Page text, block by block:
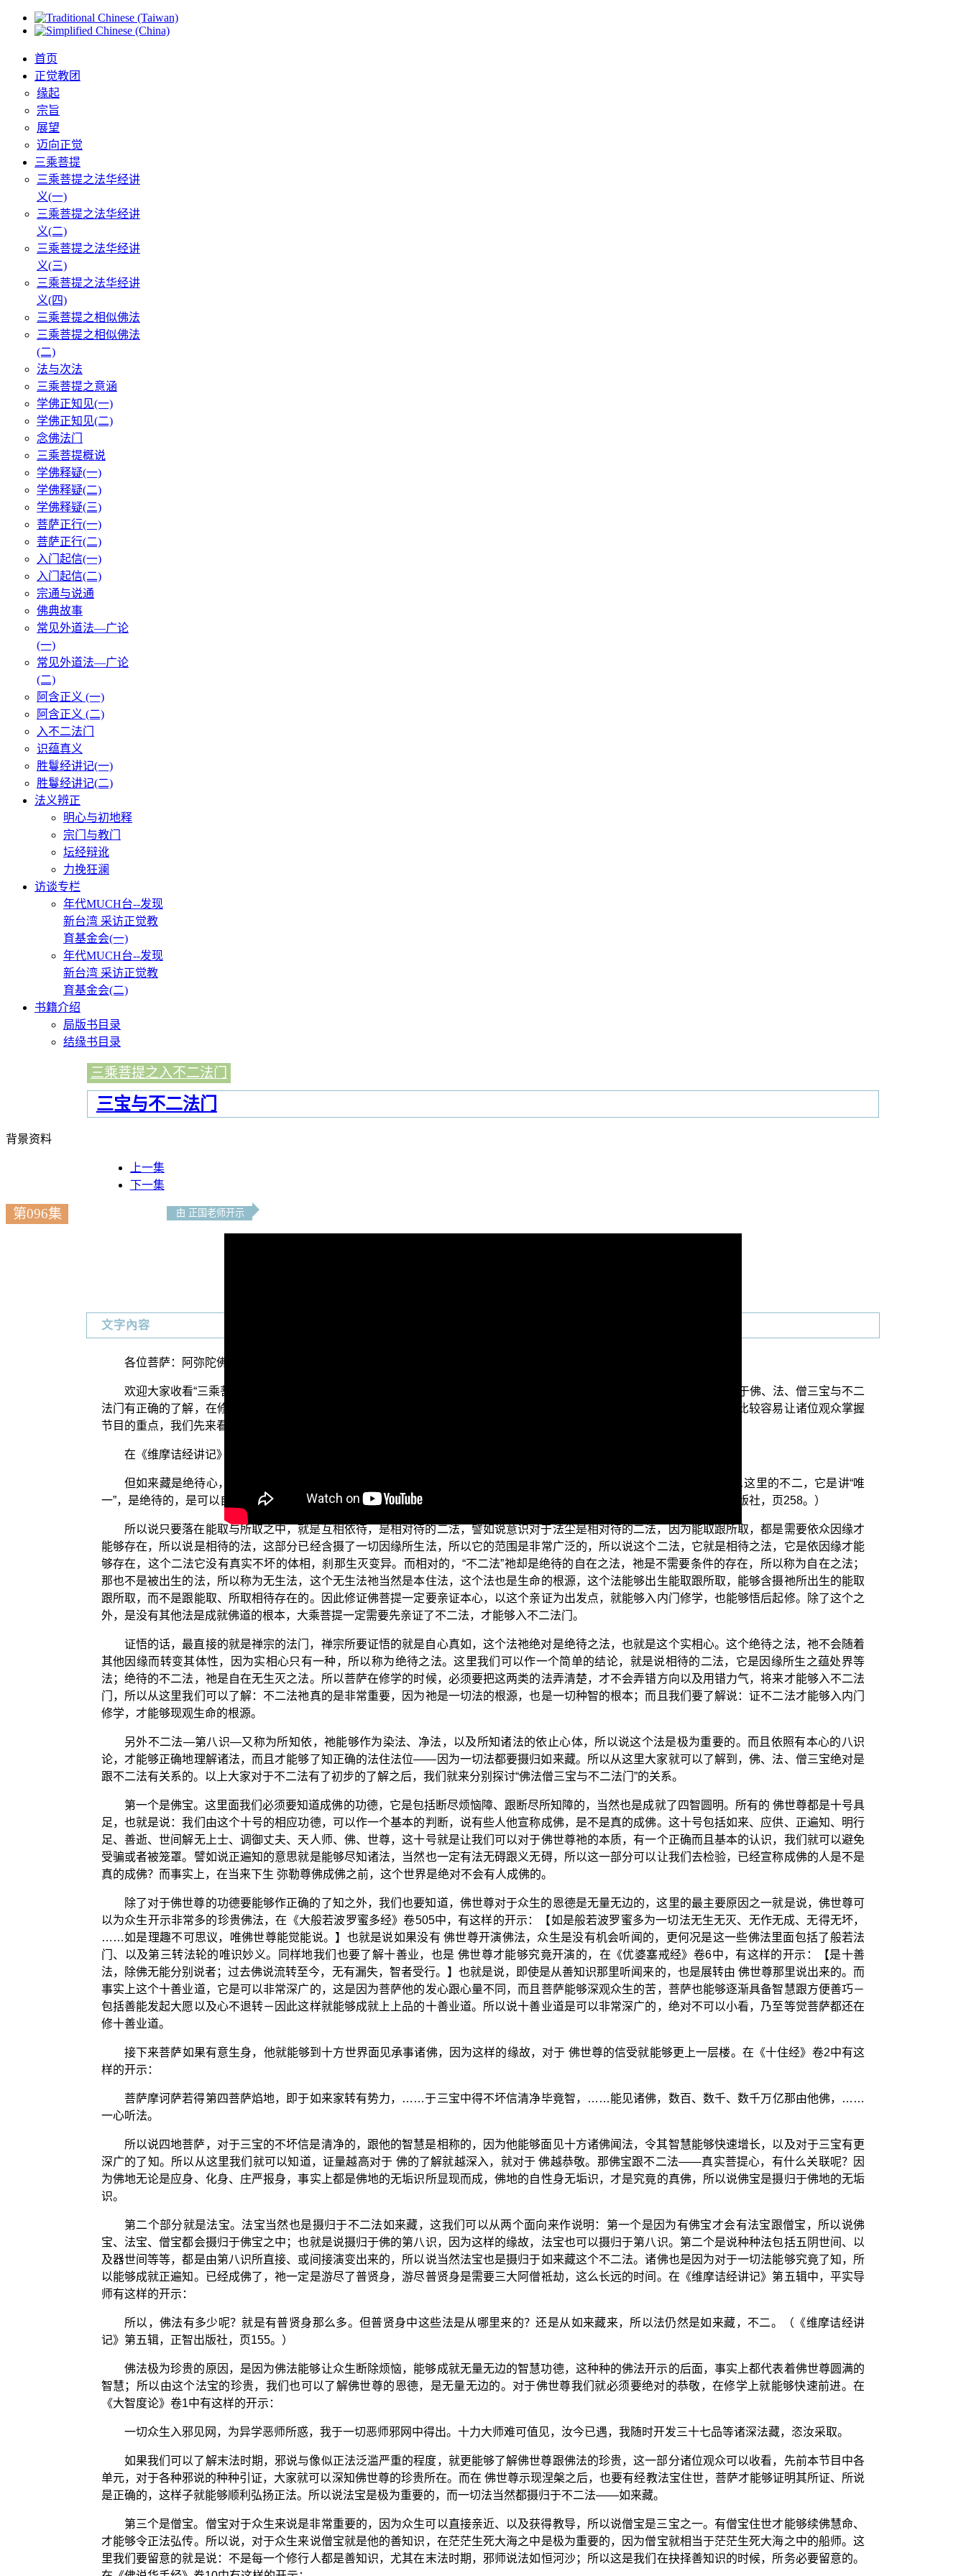
首页
正觉教团
缘起
宗旨
展望
迈向正觉
三乘菩提
三乘菩提之法华经讲
义(一)
三乘菩提之法华经讲
义(二)
三乘菩提之法华经讲
义(三)
三乘菩提之法华经讲
义(四)
三乘菩提之相似佛法
三乘菩提之相似佛法
(二)
法与次法
三乘菩提之意涵
学佛正知见(一)
学佛正知见(二)
念佛法门
三乘菩提概说
学佛释疑(一)
学佛释疑(二)
学佛释疑(三)
菩萨正行(一)
菩萨正行(二)
入门起信(一)
入门起信(二)
宗通与说通
佛典故事
常见外道法—广论
(一)
常见外道法—广论
(二)
阿含正义 (一)
阿含正义 (二)
入不二法门
识蕴真义
胜鬘经讲记(一)
胜鬘经讲记(二)
法义辨正
明心与初地释
宗门与教门
坛经辩讹
力挽狂澜
访谈专栏
年代MUCH台--发现
新台湾 采访正觉教
育基金会(一)
年代MUCH台--发现
新台湾 采访正觉教
育基金会(二)
书籍介绍
局版书目录
结缘书目录
三乘菩提之入不二法门
三宝与不二法门
背景资料
上一集
下一集
第096集 由 正国老师开示
文字內容
各位菩萨：阿弥陀佛！
欢迎大家收看“三乘菩提之入不二法门”节目。今天我们要跟诸位菩萨一起来探讨有关“佛法僧三宝与不二法门”这个题目。对于佛、法、僧三宝与不二
法门有正确的了解，在修学上是非常重要的；同时若能更进一步了解两者的密切关系，对我们来说一定会有很大的帮助，为了比较容易让诸位观众掌握
节目的重点，我们先来看不二法门比较具体的意思。
在《维摩诘经讲记》第二辑中，平实导师有这样的开示：
但如来藏是绝待心，离于二法，如来藏不在能取与所取之中，非觉知心亦非六尘中法，所以不二的才是真实菩提心。……这里的不二，它是讲“唯
一”，是绝待的，是可以自己单独存在而不需待缘依存的，祂的存在不需有互相对待的法。（《维摩诘经讲记》第二辑，正智出版社，页258。）
所以说只要落在能取与所取之中，就是互相依待，是相对待的二法，譬如说意识对于法尘是相对待的二法，因为能取跟所取，都是需要依众因缘才
能够存在，所以说是相待的法，这部分已经含摄了一切因缘所生法，所以它的范围是非常广泛的，所以说这个二法，它就是相待之法，它是依因缘才能
够存在，这个二法它没有真实不坏的体相，刹那生灭变异。而相对的，“不二法”祂却是绝待的自在之法，祂是不需要条件的存在，所以称为自在之法；
那也不是被出生的法，所以称为无生法，这个无生法祂当然是本住法，这个法也是生命的根源，这个法能够出生能取跟所取，能够含摄祂所出生的能取
跟所取，而不是跟能取、所取相待存在的。因此修证佛菩提一定要亲证本心，以这个亲证为出发点，就能够入内门修学，也能够悟后起修。除了这个之
外，是没有其他法是成就佛道的根本，大乘菩提一定需要先亲证了不二法，才能够入不二法门。
证悟的话，最直接的就是禅宗的法门，禅宗所要证悟的就是自心真如，这个法祂绝对是绝待之法，也就是这个实相心。这个绝待之法，祂不会随着
其他因缘而转变其体性，因为实相心只有一种，所以称为绝待之法。这里我们可以作一个简单的结论，就是说相待的二法，它是因缘所生之蕴处界等
法；绝待的不二法，祂是自在无生灭之法。所以菩萨在修学的时候，必须要把这两类的法弄清楚，才不会弄错方向以及用错力气，将来才能够入不二法
门，所以从这里我们可以了解：不二法祂真的是非常重要，因为祂是一切法的根源，也是一切种智的根本；而且我们要了解说：证不二法才能够入内门
修学，才能够现观生命的根源。
另外不二法—第八识—又称为所知依，祂能够作为染法、净法，以及所知诸法的依止心体，所以说这个法是极为重要的。而且依照有本心的八识
论，才能够正确地理解诸法，而且才能够了知正确的法住法位——因为一切法都要摄归如来藏。所以从这里大家就可以了解到，佛、法、僧三宝绝对是
跟不二法有关系的。以上大家对于不二法有了初步的了解之后，我们就来分别探讨“佛法僧三宝与不二法门”的关系。
第一个是佛宝。这里面我们必须要知道成佛的功德，它是包括断尽烦恼障、跟断尽所知障的，当然也是成就了四智圆明。所有的 佛世尊都是十号具
足，也就是说：我们由这个十号的相应功德，可以作一个基本的判断，说有些人他宣称成佛，是不是真的成佛。这十号包括如来、应供、正遍知、明行
足、善逝、世间解无上士、调御丈夫、天人师、佛、世尊，这十号就是让我们可以对于佛世尊祂的本质，有一个正确而且基本的认识，我们就可以避免
受骗或者被笼罩。譬如说正遍知的意思就是能够尽知诸法，当然也一定有法无碍跟义无碍，所以这一部分可以让我们去检验，已经宣称成佛的人是不是
真的成佛？而事实上，在当来下生 弥勒尊佛成佛之前，这个世界是绝对不会有人成佛的。
除了对于佛世尊的功德要能够作正确的了知之外，我们也要知道，佛世尊对于众生的恩德是无量无边的，这里的最主要原因之一就是说，佛世尊可
以为众生开示非常多的珍贵佛法，在《大般若波罗蜜多经》卷505中，有这样的开示：【如是般若波罗蜜多为一切法无生无灭、无作无成、无得无坏，
……如是理趣不可思议，唯佛世尊能觉能说。】也就是说如果没有 佛世尊开演佛法，众生是没有机会听闻的，更何况是这一些佛法里面包括了般若法
门、以及第三转法轮的唯识妙义。同样地我们也要了解十善业，也是 佛世尊才能够究竟开演的，在《优婆塞戒经》卷6中，有这样的开示：【是十善
法，除佛无能分别说者；过去佛说流转至今，无有漏失，智者受行。】也就是说，即使是从善知识那里听闻来的，也是展转由 佛世尊那里说出来的。而
事实上这个十善业道，它是可以非常深广的，这是因为菩萨他的发心跟心量不同，而且菩萨能够深观众生的苦，菩萨也能够逐渐具备智慧跟方便善巧－
包括善能发起大愿以及心不退转－因此这样就能够成就上上品的十善业道。所以说十善业道是可以非常深广的，绝对不可以小看，乃至等觉菩萨都还在
修十善业道。
接下来菩萨如果有意生身，他就能够到十方世界面见承事诸佛，因为这样的缘故，对于 佛世尊的信受就能够更上一层楼。在《十住经》卷2中有这
样的开示：
菩萨摩诃萨若得第四菩萨焰地，即于如来家转有势力，……于三宝中得不坏信清净毕竟智，……能见诸佛，数百、数千、数千万亿那由他佛，……
一心听法。
所以说四地菩萨，对于三宝的不坏信是清净的，跟他的智慧是相称的，因为他能够面见十方诸佛闻法，令其智慧能够快速增长，以及对于三宝有更
深广的了知。所以从这里我们就可以知道，证量越高对于 佛的了解就越深入，就对于 佛越恭敬。那佛宝跟不二法——真实菩提心，有什么关联呢？因
为佛地无论是应身、化身、庄严报身，事实上都是佛地的无垢识所显现而成，佛地的自性身无垢识，才是究竟的真佛，所以说佛宝是摄归于佛地的无垢
识。
第二个部分就是法宝。法宝当然也是摄归于不二法如来藏，这我们可以从两个面向来作说明：第一个是因为有佛宝才会有法宝跟僧宝，所以说佛
宝、法宝、僧宝都会摄归于佛宝之中；也就是说摄归于佛的第八识，因为这样的缘故，法宝也可以摄归于第八识。第二个是说种种法包括五阴世间、以
及器世间等等，都是由第八识所直接、或间接演变出来的，所以说当然法宝也是摄归于如来藏这个不二法。诸佛也是因为对于一切法能够究竟了知，所
以能够成就正遍知。已经成佛了，祂一定是游尽了普贤身，游尽普贤身是需要三大阿僧祗劫，这么长远的时间。在《维摩诘经讲记》第五辑中，平实导
师有这样的开示：
所以，佛法有多少呢？就是有普贤身那么多。但普贤身中这些法是从哪里来的？还是从如来藏来，所以法仍然是如来藏，不二。（《维摩诘经讲
记》第五辑，正智出版社，页155。）
佛法极为珍贵的原因，是因为佛法能够让众生断除烦恼，能够成就无量无边的智慧功德，这种种的佛法开示的后面，事实上都代表着佛世尊圆满的
智慧；所以由这个法宝的珍贵，我们也可以了解佛世尊的恩德，是无量无边的。对于佛世尊我们就必须要绝对的恭敬，在修学上就能够快速前进。在
《大智度论》卷1中有这样的开示：
一切众生入邪见网，为异学恶师所惑，我于一切恶师邪网中得出。十力大师难可值见，汝今已遇，我随时开发三十七品等诸深法藏，恣汝采取。
如果我们可以了解末法时期，邪说与像似正法泛滥严重的程度，就更能够了解佛世尊跟佛法的珍贵，这一部分诸位观众可以收看，先前本节目中各
单元，对于各种邪说的种种引证，大家就可以深知佛世尊的珍贵所在。而在 佛世尊示现涅槃之后，也要有经教法宝住世，菩萨才能够证明其所证、所说
是正确的，这样子就能够顺利弘扬正法。所以说法宝是极为重要的，而一切法当然都摄归于不二法——如来藏。
第三个是僧宝。僧宝对于众生来说是非常重要的，因为众生可以直接亲近、以及获得教导，所以说僧宝是三宝之一。有僧宝住世才能够续佛慧命、
才能够令正法弘传。所以说，对于众生来说僧宝就是他的善知识，在茫茫生死大海之中是极为重要的，因为僧宝就相当于茫茫生死大海之中的船师。这
里我们要留意的就是说：不是每一个修行人都是善知识，尤其在末法时期，邪师说法如恒河沙；所以这是我们在抉择善知识的时候，所务必要留意的。